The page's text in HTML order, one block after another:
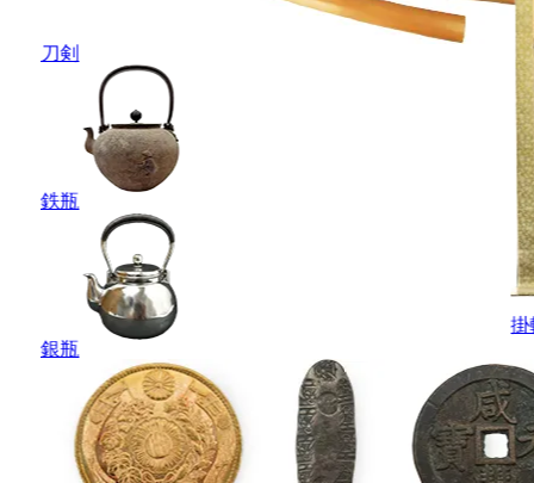
刀剣
鉄瓶
銀瓶
掛